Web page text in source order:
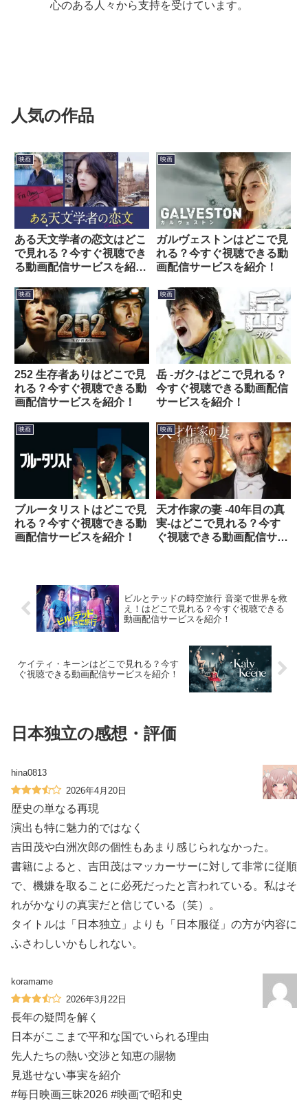
心のある人々から支持を受けています。
人気の作品
映画
ある天文学者の恋文はどこ
で見れる？今すぐ視聴でき
る動画配信サービスを紹
映画
ガルヴェストンはどこで見
れる？今すぐ視聴できる動
画配信サービスを紹介！
映画
252 生存者ありはどこで見
れる？今すぐ視聴できる動
画配信サービスを紹介！
映画
岳 -ガク-はどこで見れる？
今すぐ視聴できる動画配信
サービスを紹介！
映画
ブルータリストはどこで見
れる？今すぐ視聴できる動
画配信サービスを紹介！
映画
天才作家の妻 -40年目の真
実-はどこで見れる？今す
ぐ視聴できる動画配信サー
ビルとテッドの時空旅行 音楽で世界を救
え！はどこで見れる？今すぐ視聴できる
動画配信サービスを紹介！
ケイティ・キーンはどこで見れる？今す
ぐ視聴できる動画配信サービスを紹介！
日本独立の感想・評価
hina0813
2026年4月20日
歴史の単なる再現
演出も特に魅力的ではなく
吉田茂や白洲次郎の個性もあまり感じられなかった。
書籍によると、吉田茂はマッカーサーに対して非常に従順
で、機嫌を取ることに必死だったと言われている。私はそ
れがかなりの真実だと信じている（笑）。
タイトルは「日本独立」よりも「日本服従」の方が内容に
ふさわしいかもしれない。
koramame
2026年3月22日
長年の疑問を解く
日本がここまで平和な国でいられる理由
先人たちの熱い交渉と知恵の賜物
見逃せない事実を紹介
#毎日映画三昧2026 #映画で昭和史